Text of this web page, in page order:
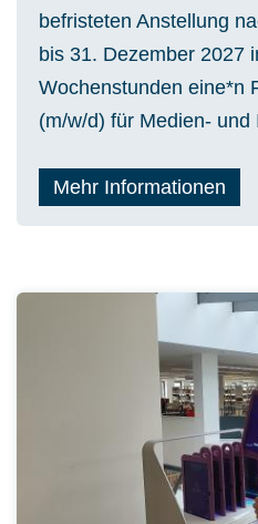
befristeten Anstellung
bis 31. Dezember 2027
Wochenstunden eine*n
(m/w/d) für Medien-
Mehr Informationen